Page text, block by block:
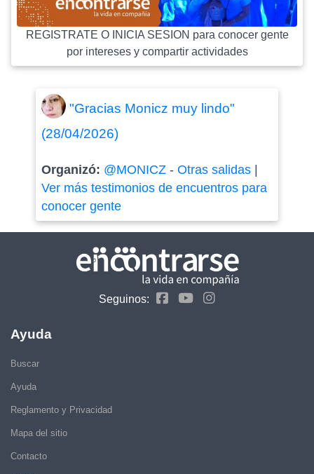
REGISTRATE O INICIA SESION para conocer gente
por intereses y compartir actividades
"Gracias Monicz muy lindo"
(28/04/2026)
Organizó: @MONICZ- Otras salidas|
Ver más testimonios de encuentros para
conocer gente
Seguinos:
Ayuda
Buscar
Ayuda
Reglamento y Privacidad
Mapa del sitio
Contacto